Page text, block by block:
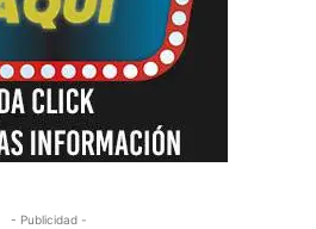
- Publicidad -